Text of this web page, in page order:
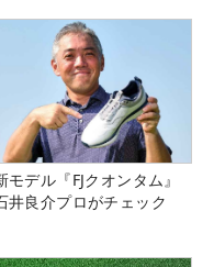
モデル『FJクオンタム』
井良介プロがチェック